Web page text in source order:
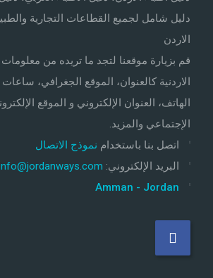
دليل شامل لجميع القطاعات التجارية
الاردن
قم بزيارة موقعنا لتجد ما تريده من
الاردنية كالعنوان، الموقع الجغرافي،
الهاتف، العنوان الإلكتروني و الموقع
الإجتماعي والمزيد.
اتصل بنا باستخدام نموذج الاتصال
البريد الإلكتروني:
Amman - Jordan